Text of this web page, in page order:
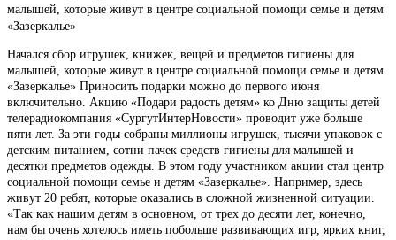
малышей, которые живут в центре социальной помощи семье и детям
«Зазеркалье»
Начался сбор игрушек, книжек, вещей и предметов гигиены для
малышей, которые живут в центре социальной помощи семье и детям
«Зазеркалье» Приносить подарки можно до первого июня
включительно. Акцию «Подари радость детям» ко Дню защиты детей
телерадиокомпания «СургутИнтерНовости» проводит уже больше
пяти лет. За эти годы собраны миллионы игрушек, тысячи упаковок с
детским питанием, сотни пачек средств гигиены для малышей и
десятки предметов одежды. В этом году участником акции стал центр
социальной помощи семье и детям «Зазеркалье». Например, здесь
живут 20 ребят, которые оказались в сложной жизненной ситуации.
«Так как нашим детям в основном, от трех до десяти лет, конечно,
нам бы очень хотелось иметь побольше развивающих игр, ярких книг,